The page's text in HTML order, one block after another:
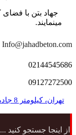
مینمایند.
Info@jahadbeton.com
02144545686
09127272500
تهران، کیلومتر 8 جاده مخصوص،خیابان عاشری، تقاطع جلال
از اینجا جستجو کنید ...